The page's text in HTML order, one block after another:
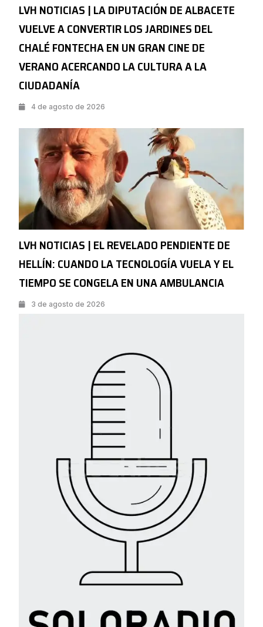
LVH NOTICIAS | LA DIPUTACIÓN DE ALBACETE
VUELVE A CONVERTIR LOS JARDINES DEL
CHALÉ FONTECHA EN UN GRAN CINE DE
VERANO ACERCANDO LA CULTURA A LA
CIUDADANÍA
4 de agosto de 2026
LVH NOTICIAS | EL REVELADO PENDIENTE DE
HELLÍN: CUANDO LA TECNOLOGÍA VUELA Y EL
TIEMPO SE CONGELA EN UNA AMBULANCIA
3 de agosto de 2026